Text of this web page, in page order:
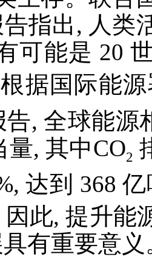
指出, 人类
可能是 20
据国际能
告, 全球能
量, 其中CO2
达到 368
因此, 提升能
有重要意义